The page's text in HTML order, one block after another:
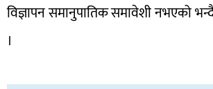
विज्ञापन समानुपातिक समावेशी नभएको
।